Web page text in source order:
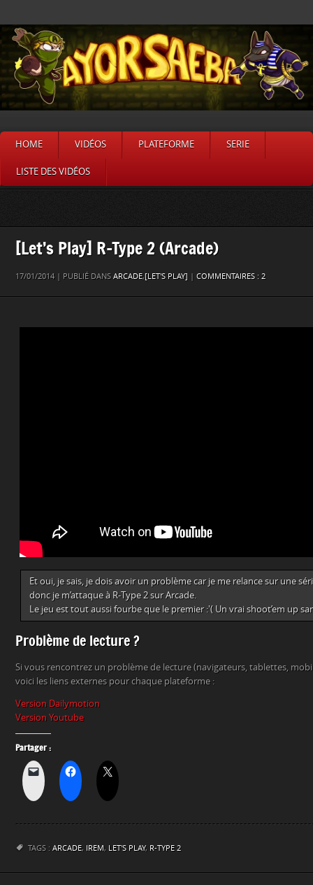
HOME VIDÉOS PLATEFORME SERIE
LISTE DES VIDÉOS
[Let’s Play] R-Type 2 (Arcade)
17/01/2014 | PUBLIÉ DANS ARCADE,[LET'S PLAY] COMMENTAIRES : 2
Et oui, je sais, je dois avoir un problème car je me relance sur une
donc je m’attaque à R-Type 2 sur Arcade.
Le jeu est tout aussi fourbe que le premier :'( Un vrai shoot’em up
Problème de lecture ?
Si vous rencontrez un problème de lecture (navigateurs, tablettes,
voici les liens externes pour chaque plateforme :
Version Dailymotion
Version Youtube
Partager :
TAGS : ARCADE, IREM, LET'S PLAY, R-TYPE 2